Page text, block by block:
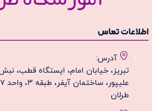
تماس
آدرس:
تبریز، خیابان امام، ایستگاه قطب، نبش
طرلان